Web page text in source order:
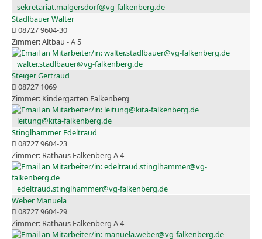
sekretariat.malgersdorf@vg-falkenberg.de
Stadlbauer Walter
08727 9604-30
Altbau - A 5
walter.stadlbauer@vg-falkenberg.de
Steiger Gertraud
08727 1069
Kindergarten Falkenberg
leitung@kita-falkenberg.de
Stinglhammer Edeltraud
08727 9604-23
Rathaus Falkenberg A 4
edeltraud.stinglhammer@vg-falkenberg.de
Weber Manuela
08727 9604-29
Rathaus Falkenberg A 4